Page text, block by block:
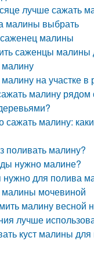
лучше сажать
малины выбрать
малины
саженцы малины
малину
на участке в
малину рядом
сажать малину:
поливать малину?
нужно малине?
нужно для полива
мочевиной
малину весной
лучше
куст малины для